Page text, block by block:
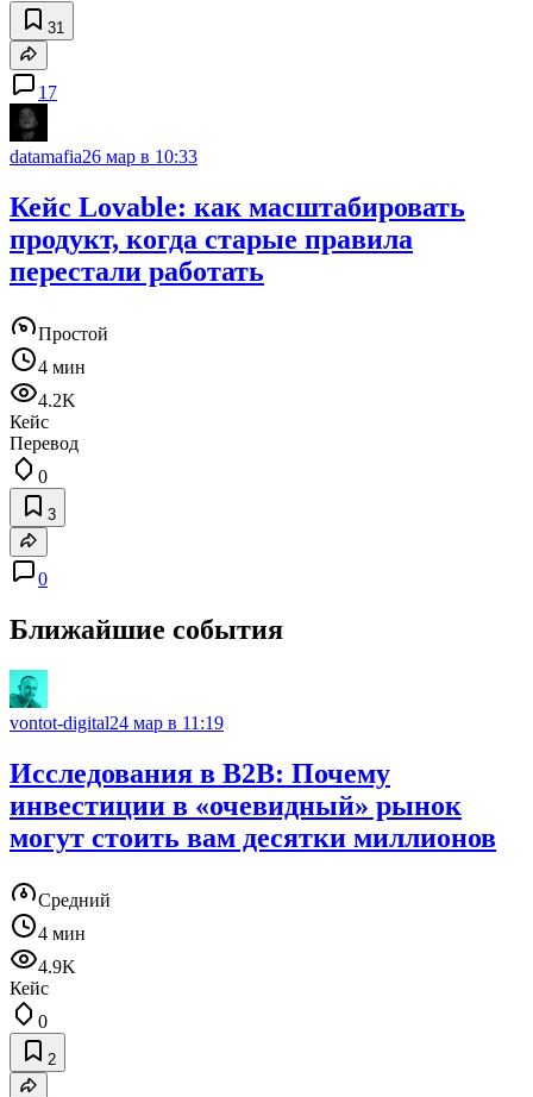
31
17
datamafia26 мар в 10:33
Кейс Lovable: как масштабировать
продукт, когда старые правила
перестали работать
Простой
4 мин
4.2K
Кейс
Перевод
0
3
0
Ближайшие события
vontot-digital24 мар в 11:19
Исследования в B2B: Почему
инвестиции в «очевидный» рынок
могут стоить вам десятки миллионов
Средний
4 мин
4.9K
Кейс
0
2